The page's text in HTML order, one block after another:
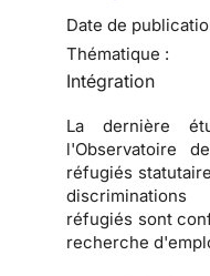
Date de
Thématique :
Intégration
La dernière
l'Observatoire
réfugiés
réfugiés sont
recherche